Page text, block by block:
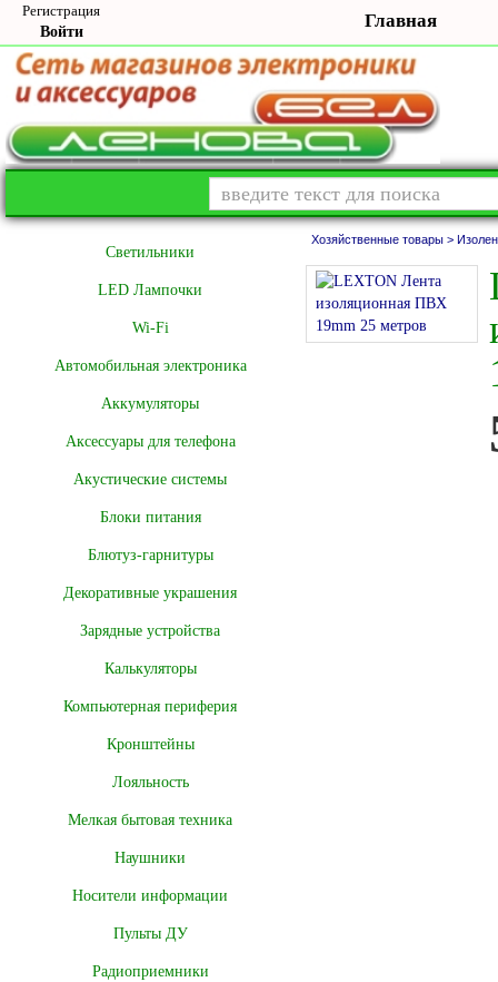
Регистрация
Войти
Главная
Cветильники
LED Лампочки
Wi-Fi
Автомобильная электроника
Аккумуляторы
Аксессуары для телефона
Акустические системы
Блоки питания
Блютуз-гарнитуры
Декоративные украшения
Зарядные устройства
Калькуляторы
Компьютерная периферия
Кронштейны
Лояльность
Мелкая бытовая техника
Наушники
Носители информации
Пульты ДУ
Радиоприемники
Хозяйственные товары >